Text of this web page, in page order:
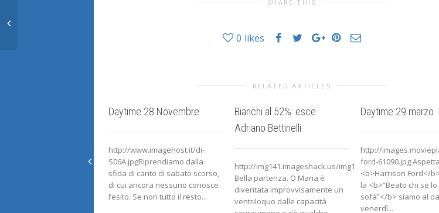
SHARE THIS
0 likes
RELATED ARTICLES
Daytime 28 Novembre
http://www.imagehost.it/di-
S06A.jpgRiprendiamo dalla
sfida di canto di sabato scorso,
di cui ancora nessuno conosce
l’esito. Se non tutto il resto...
Bianchi al 52%: esce
Adriano Bettinelli
http://img141.imageshack.us/img141/121/110209s206.jpg
Bella partenza. O Maria è
diventata improvvisamente un
ventriloquo dalle capacità
Daytime 29 marzo
http://
ford-61090.jpg
<b>Harrison Ford</
la <b>“Beato chi se lo
sofà”</b> siamo al
venerdì...